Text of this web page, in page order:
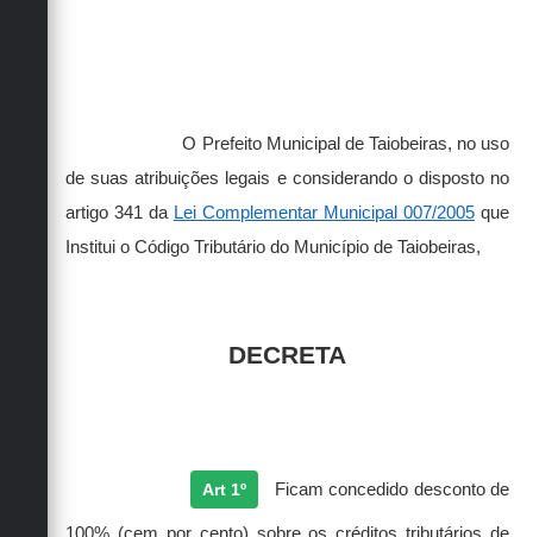
O Prefeito Municipal de Taiobeiras, no uso
de suas atribuições legais e considerando o disposto no
artigo 341 da Lei Complementar Municipal 007/2005 que
Institui o Código Tributário do Município de Taiobeiras,
DECRETA
Art 1º Ficam concedido desconto de
100% (cem por cento) sobre os créditos tributários de